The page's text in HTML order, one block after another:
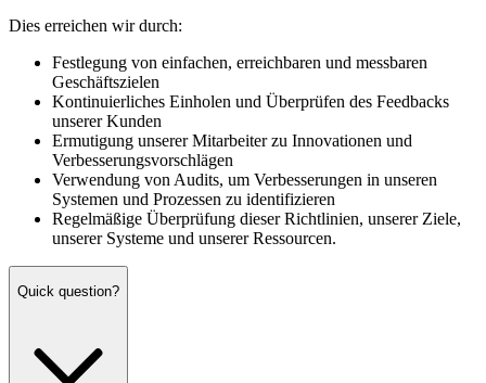
Dies erreichen wir durch:
Festlegung von einfachen, erreichbaren und messbaren
Geschäftszielen
Kontinuierliches Einholen und Überprüfen des Feedbacks
unserer Kunden
Ermutigung unserer Mitarbeiter zu Innovationen und
Verbesserungsvorschlägen
Verwendung von Audits, um Verbesserungen in unseren
Systemen und Prozessen zu identifizieren
Regelmäßige Überprüfung dieser Richtlinien, unserer Ziele,
unserer Systeme und unserer Ressourcen.
Quick question?